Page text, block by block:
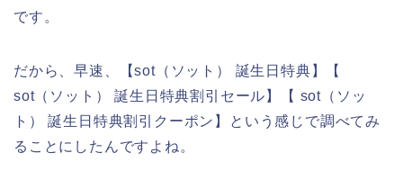
です。
だから、早速、【sot（ソット） 誕生日特典】【
sot（ソット） 誕生日特典割引セール】【 sot（ソッ
ト） 誕生日特典割引クーポン】という感じで調べてみ
ることにしたんですよね。